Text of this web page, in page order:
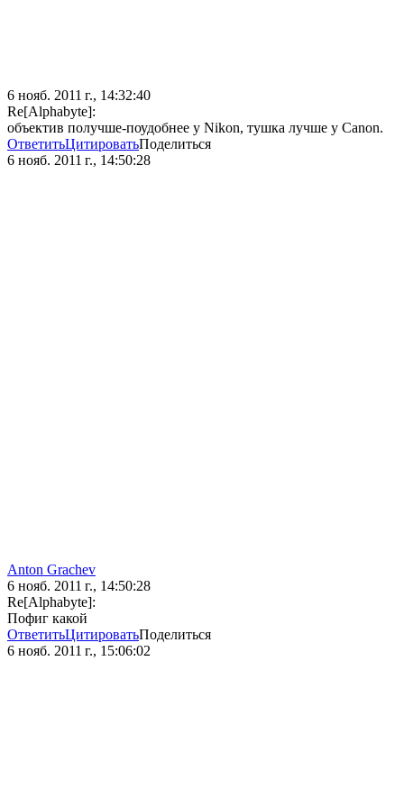
6 нояб. 2011 г., 14:32:40
Re[Alphabyte]:
объектив получше-поудобнее у Nikon, тушка лучше у Canon.
ОтветитьЦитироватьПоделиться
6 нояб. 2011 г., 14:50:28
Anton Grachev
6 нояб. 2011 г., 14:50:28
Re[Alphabyte]:
Пофиг какой
ОтветитьЦитироватьПоделиться
6 нояб. 2011 г., 15:06:02